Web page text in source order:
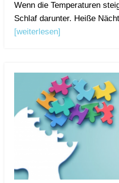
Wenn die Temperaturen
Schlaf darunter. Heiße
[weiterlesen]